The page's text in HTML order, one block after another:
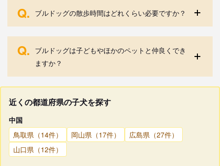
Q. ブルドッグの散歩時間はどれくらい必要ですか？
Q. ブルドッグは子どもやほかのペットと仲良くでき
ますか？
近くの都道府県の子犬を探す
中国
鳥取県（14件）
岡山県（17件）
広島県（27件）
山口県（12件）